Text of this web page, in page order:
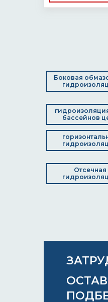
Боковая
бассейнов
Отсечная